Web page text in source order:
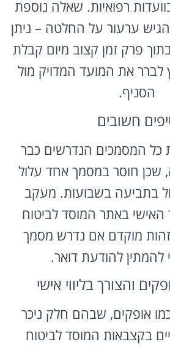
ערעור על החלטה – ניתן
פרק זמן קצוב מיום קבלת
את המועד המדויק מול
הסניף.
טיפים חשובים
שכן חוסר במסמך אחד עלול
בתביעה בשבועות. מעקב
האישי באתר המוסד לביטוח
מוקדם אם נדרש מסמך
להמתין להודעת דואר.
והצורך בליווי אישי
כמו אופקים, שבהם חלק ניכר
בקצבאות המוסד לביטוח
מרכזי, לעיתוי הטיפול